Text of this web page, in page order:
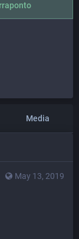
Media
May 13, 2019